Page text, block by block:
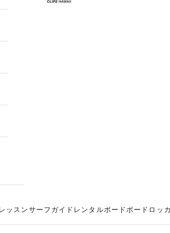
ッスンサーフガイド レンタルボード ボードロッ